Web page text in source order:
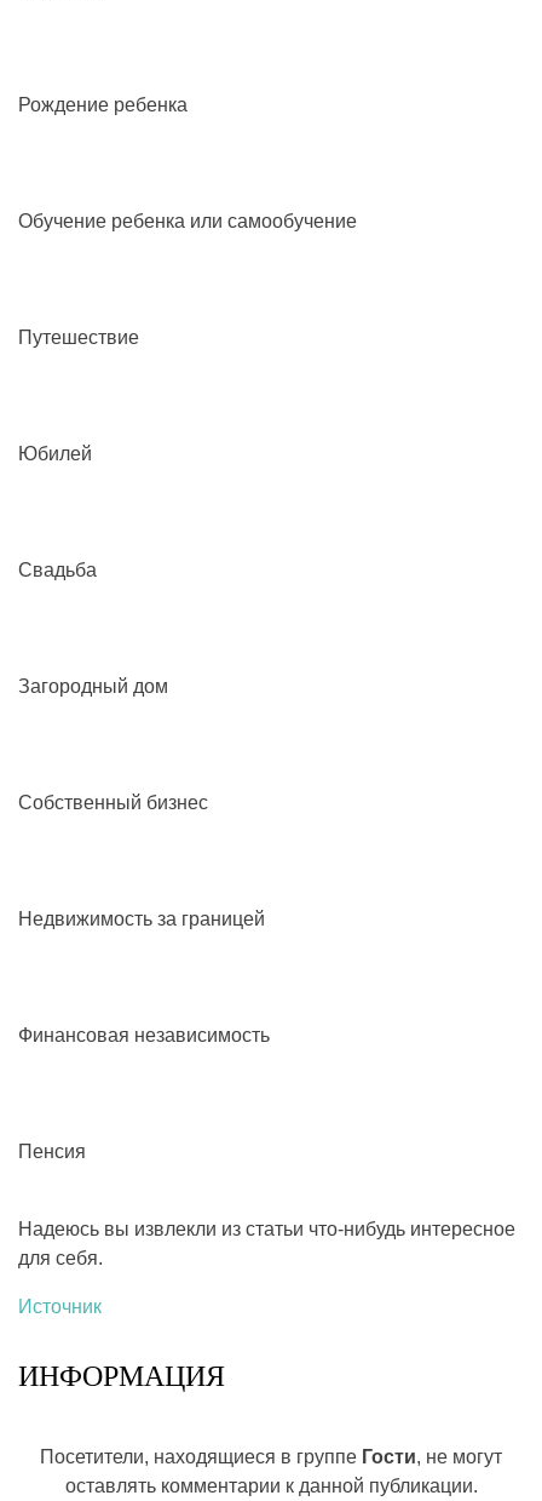
Рождение ребенка
Обучение ребенка или самообучение
Путешествие
Юбилей
Свадьба
Загородный дом
Собственный бизнес
Недвижимость за границей
Финансовая независимость
Пенсия
Надеюсь вы извлекли из статьи что-нибудь интересное
для себя.
Источник
ИНФОРМАЦИЯ
Посетители, находящиеся в группе Гости, не могут
оставлять комментарии к данной публикации.